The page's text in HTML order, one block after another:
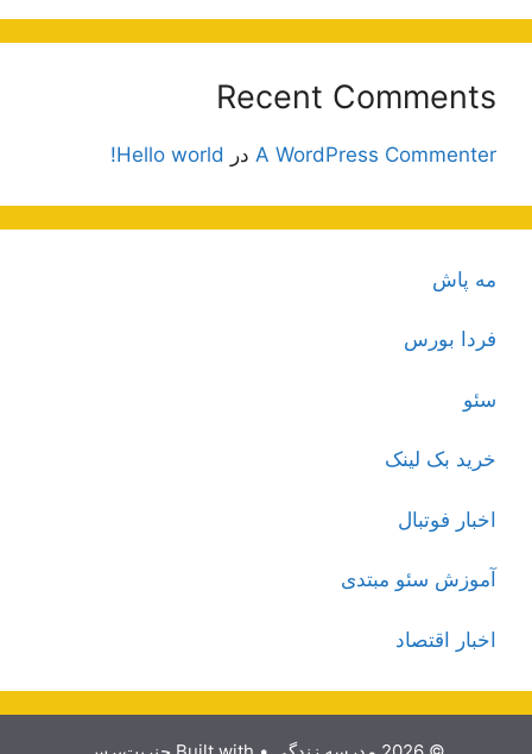
Recent Comments
A WordPress Commenter در Hello world!
مه پاش
فردا بورس
سئو
خرید بک لینک
اخبار فوتبال
آموزش سئو مبتدی
اخبار اقتصاد